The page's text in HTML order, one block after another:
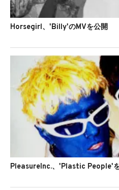
Horsegirl、'Billy'のMVを公開
PleasureInc.、'Plastic People'